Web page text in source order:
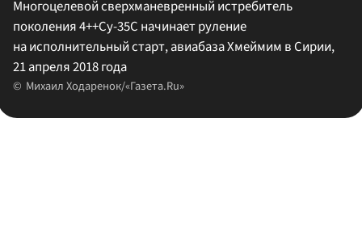
Многоцелевой сверхманевренный истребитель
поколения 4++Су-35С начинает руление
на исполнительный старт, авиабаза Хмеймим в Сирии,
21 апреля 2018 года
Михаил Ходаренок/«Газета.Ru»